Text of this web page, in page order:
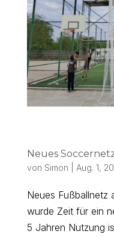
Neues
von Simon Aug. 1,
Neues Fußballnetz
wurde Zeit für ein
5 Jahren Nutzung